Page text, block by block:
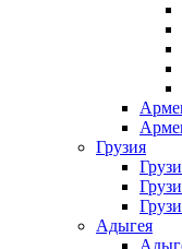
Грузия
Адыгея